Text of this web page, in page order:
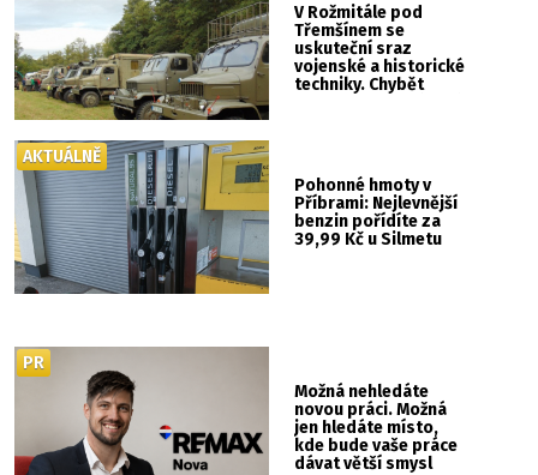
V Rožmitále pod
Třemšínem se
uskuteční sraz
vojenské a historické
techniky. Chybět
Pohonné hmoty v
Příbrami: Nejlevnější
benzin pořídíte za
39,99 Kč u Silmetu
AKTUÁLNĚ
Možná nehledáte
novou práci. Možná
jen hledáte místo,
kde bude vaše práce
dávat větší smysl
PR